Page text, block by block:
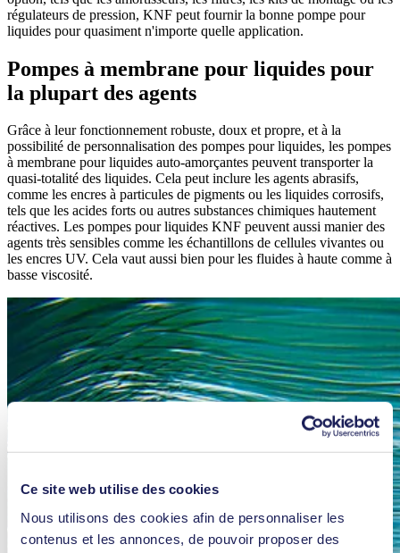
Ce site web utilise des cookies
Nous utilisons des cookies afin de personnaliser les
contenus et les annonces, de pouvoir proposer des
régulateurs de pression, KNF peut fournir la bonne pompe pour
liquides pour quasiment n'importe quelle application.
Pompes à membrane pour liquides pour
la plupart des agents
Grâce à leur fonctionnement robuste, doux et propre, et à la
possibilité de personnalisation des pompes pour liquides, les pompes
à membrane pour liquides auto-amorçantes peuvent transporter la
quasi-totalité des liquides. Cela peut inclure les agents abrasifs,
comme les encres à particules de pigments ou les liquides corrosifs,
tels que les acides forts ou autres substances chimiques hautement
réactives. Les pompes pour liquides KNF peuvent aussi manier des
agents très sensibles comme les échantillons de cellules vivantes ou
les encres UV. Cela vaut aussi bien pour les fluides à haute comme à
basse viscosité.